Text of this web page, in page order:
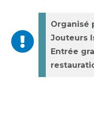
Organisé
Jouteurs
Entrée